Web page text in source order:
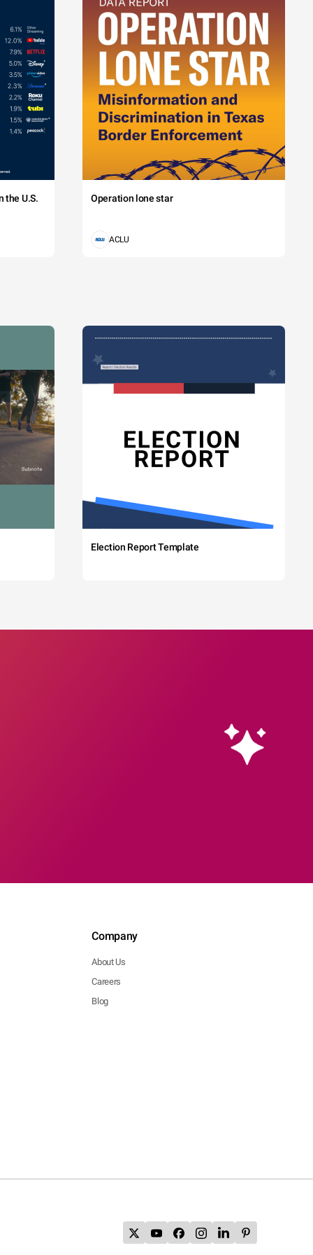
the U.S. Operation lone star
ACLU
Election Report Template
Company
About Us
Careers
Blog